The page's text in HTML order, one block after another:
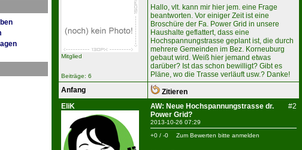
Mitglied
Beiträge: 6
Hallo, vlt. kann mir hier jem. eine Frage
beantworten. Vor einiger Zeit ist eine
Broschüre der Fa. Power Grid in unsere
Haushalte geflattert, dass eine
Hochspannungstrasse geplant ist, die durch
mehrere Gemeinden im Bez. Korneuburg
gebaut wird. Weiß hier jemand etwas
darüber? Ist das schon bewilligt? Gibt es
Pläne, wo die Trasse verläuft usw.? Danke!
Anfang
Zitieren
EliK
#2
AW: Neue Hochspannungstrasse dr.
Power Grid?
2013-10-26 07:29
+0 / -0
Zum Bewerten bitte anmelden